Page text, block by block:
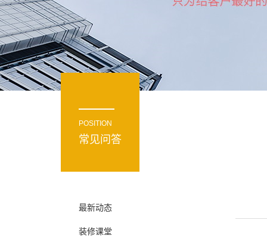
POSITION
常见问答
最新动态
装修课堂